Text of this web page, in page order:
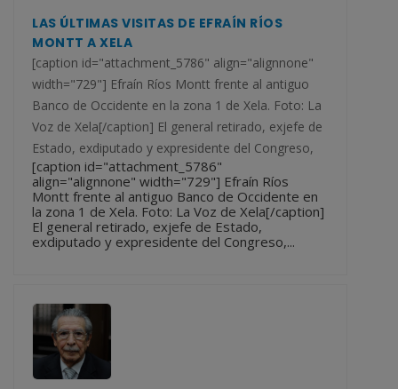
LAS ÚLTIMAS VISITAS DE EFRAÍN RÍOS
MONTT A XELA
[caption id="attachment_5786" align="alignnone"
width="729"] Efraín Ríos Montt frente al antiguo
Banco de Occidente en la zona 1 de Xela. Foto: La
Voz de Xela[/caption] El general retirado, exjefe de
Estado, exdiputado y expresidente del Congreso,
[caption id="attachment_5786"
align="alignnone" width="729"] Efraín Ríos
Montt frente al antiguo Banco de Occidente en
la zona 1 de Xela. Foto: La Voz de Xela[/caption]
El general retirado, exjefe de Estado,
exdiputado y expresidente del Congreso,...